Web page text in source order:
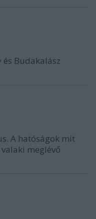
Budakalász
A hatóságok mit
meglévő